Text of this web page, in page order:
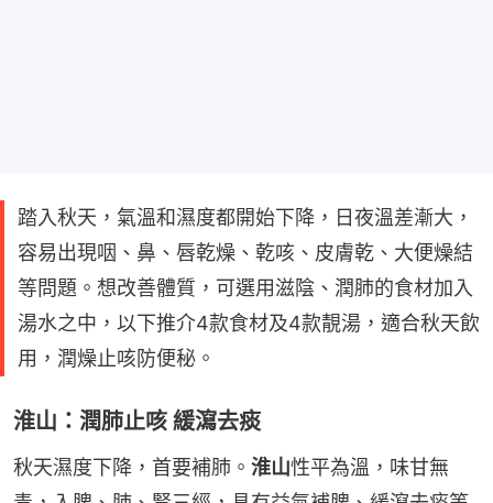
踏入秋天，氣溫和濕度都開始下降，日夜溫差漸大，
容易出現咽、鼻、唇乾燥、乾咳、皮膚乾、大便燥結
等問題。想改善體質，可選用滋陰、潤肺的食材加入
湯水之中，以下推介4款食材及4款靚湯，適合秋天飲
用，潤燥止咳防便秘。
淮山：潤肺止咳 緩瀉去痰
秋天濕度下降，首要補肺。 淮山性平為溫，味甘無